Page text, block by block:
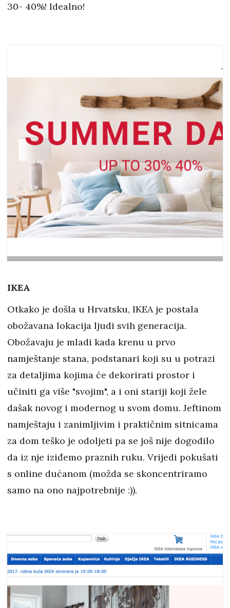
30- 40%! Idealno!
IKEA
Otkako je došla u Hrvatsku, IKEA je postala
obožavana lokacija ljudi svih generacija.
Obožavaju je mladi kada krenu u prvo
namještanje stana, podstanari koji su u potrazi
za detaljima kojima će dekorirati prostor i
učiniti ga više "svojim", a i oni stariji koji žele
dašak novog i modernog u svom domu. Jeftinom
namještaju i zanimljivim i praktičnim sitnicama
za dom teško je odoljeti pa se još nije dogodilo
da iz nje iziđemo praznih ruku. Vrijedi pokušati
s online dućanom (možda se skoncentriramo
samo na ono najpotrebnije :)).